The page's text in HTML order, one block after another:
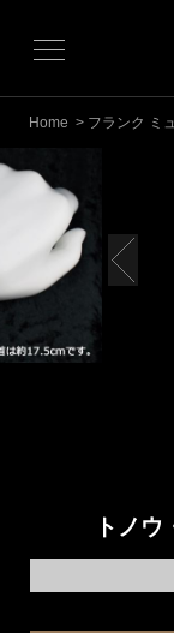
Home > フランク ミ
トノ